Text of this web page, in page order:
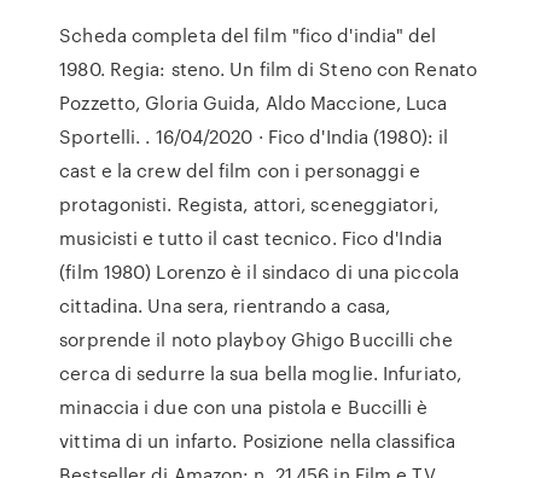
Scheda completa del film "fico d'india" del
1980. Regia: steno. Un film di Steno con Renato
Pozzetto, Gloria Guida, Aldo Maccione, Luca
Sportelli. . 16/04/2020 · Fico d'India (1980): il
cast e la crew del film con i personaggi e
protagonisti. Regista, attori, sceneggiatori,
musicisti e tutto il cast tecnico. Fico d'India
(film 1980) Lorenzo è il sindaco di una piccola
cittadina. Una sera, rientrando a casa,
sorprende il noto playboy Ghigo Buccilli che
cerca di sedurre la sua bella moglie. Infuriato,
minaccia i due con una pistola e Buccilli è
vittima di un infarto. Posizione nella classifica